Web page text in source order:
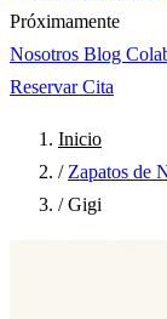
Próximamente
Nosotros Blog
Reservar Cita
Inicio
/ Zapatos de
/ Gigi